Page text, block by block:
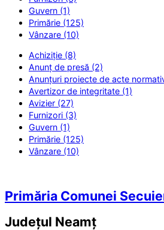
Guvern (1)
Primărie (125)
Vânzare (10)
Achiziție (8)
Anunț de presă (2)
Anunțuri proiecte de acte
Avertizor de integritate (1)
Avizier (27)
Furnizori (3)
Guvern (1)
Primărie (125)
Vânzare (10)
Primăria Comunei
Județul Neamț